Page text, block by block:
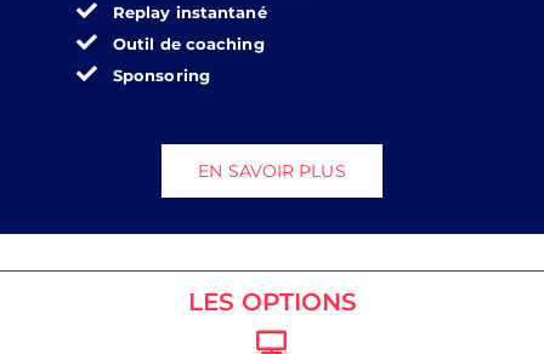
Replay instantané
Outil de coaching
Sponsoring
EN SAVOIR PLUS
LES OPTIONS